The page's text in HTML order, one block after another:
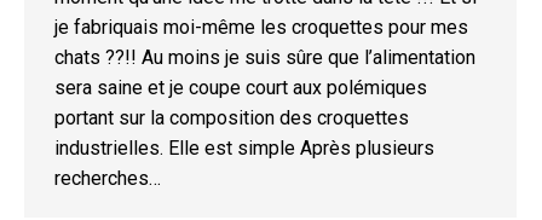
je fabriquais moi-même les croquettes pour mes
chats ??!! Au moins je suis sûre que l’alimentation
sera saine et je coupe court aux polémiques
portant sur la composition des croquettes
industrielles. Elle est simple Après plusieurs
recherches…